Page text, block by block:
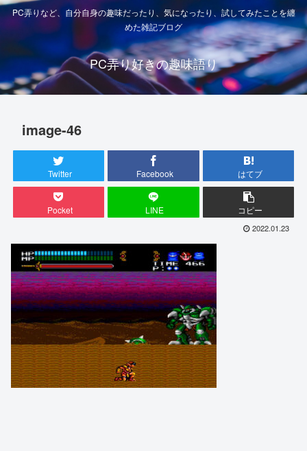
PC弄りなど、自分自身の趣味だったり、気になったり、試してみたことを纏
めた雑記ブログ
PC弄り好きの趣味語り
image-46
Twitter Facebook はてブ
Pocket LINE コピー
2022.01.23